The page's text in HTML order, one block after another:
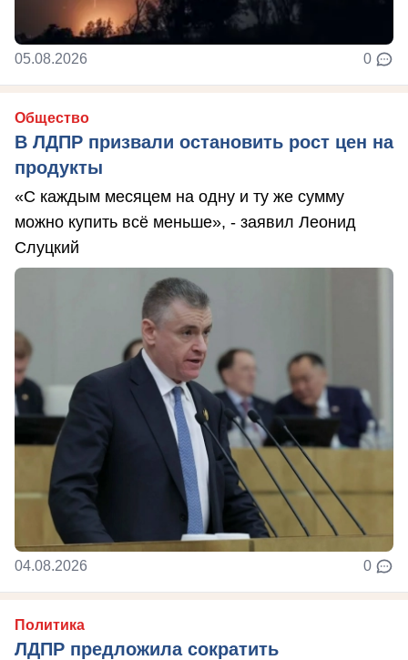
05.08.2026 0
Общество
В ЛДПР призвали остановить рост цен на
продукты
«С каждым месяцем на одну и ту же сумму
можно купить всё меньше», - заявил Леонид
Слуцкий
04.08.2026 0
Политика
ЛДПР предложила сократить